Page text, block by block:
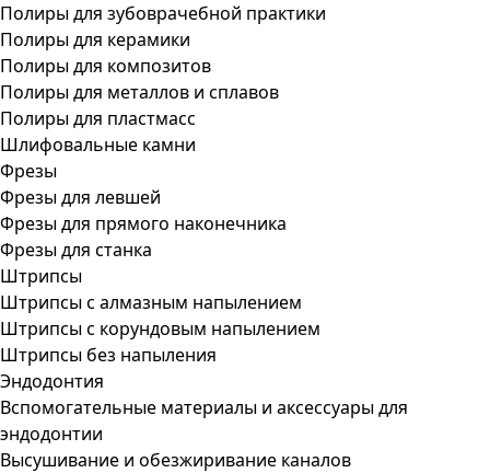
Полиры для зубоврачебной практики
Полиры для керамики
Полиры для композитов
Полиры для металлов и сплавов
Полиры для пластмасс
Шлифовальные камни
Фрезы
Фрезы для левшей
Фрезы для прямого наконечника
Фрезы для станка
Штрипсы
Штрипсы c алмазным напылением
Штрипсы c корундовым напылением
Штрипсы без напыления
Эндодонтия
Вспомогательные материалы и аксессуары для
эндодонтии
Высушивание и обезжиривание каналов